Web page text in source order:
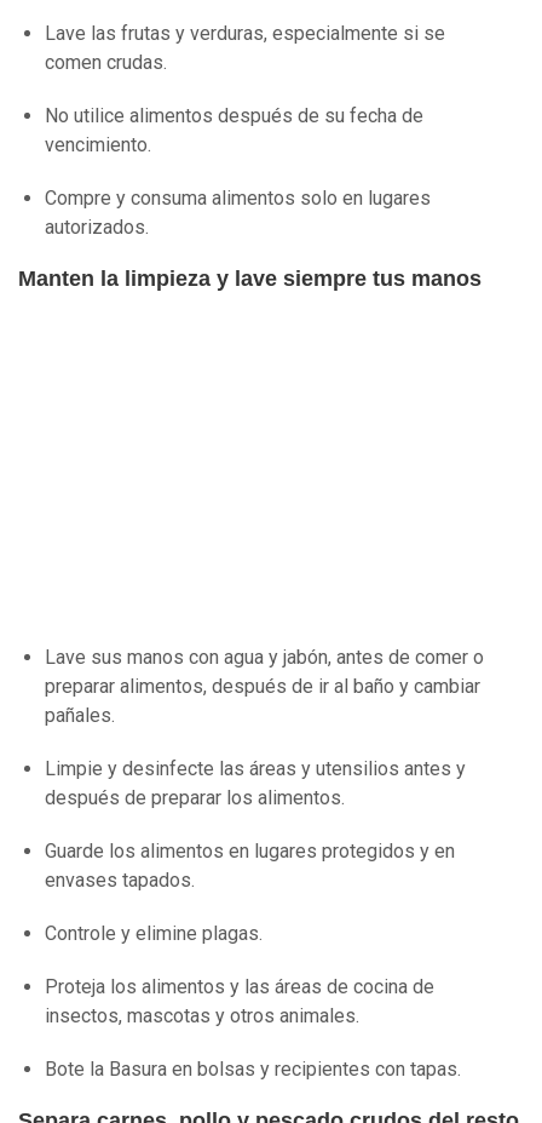
Lave las frutas y verduras, especialmente si se
comen crudas.
No utilice alimentos después de su fecha de
vencimiento.
Compre y consuma alimentos solo en lugares
autorizados.
Manten la limpieza y lave siempre tus manos
Lave sus manos con agua y jabón, antes de comer o
preparar alimentos, después de ir al baño y cambiar
pañales.
Limpie y desinfecte las áreas y utensilios antes y
después de preparar los alimentos.
Guarde los alimentos en lugares protegidos y en
envases tapados.
Controle y elimine plagas.
Proteja los alimentos y las áreas de cocina de
insectos, mascotas y otros animales.
Bote la Basura en bolsas y recipientes con tapas.